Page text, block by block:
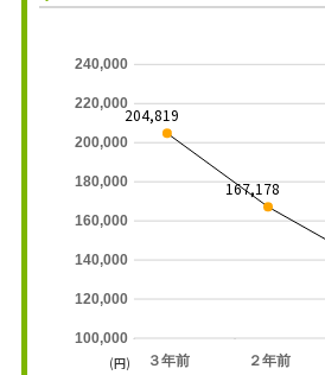
３年前 ２年前
100,000
120,000
140,000
160,000
180,000
200,000
220,000
240,000
204,819
167,178
(円)